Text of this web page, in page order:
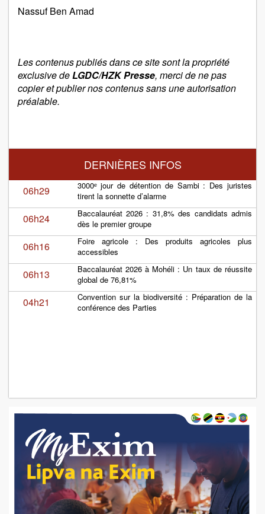
Nassuf Ben Amad
Les contenus publiés dans ce site sont la propriété
exclusive deLGDC/HZK Presse, merci de ne pas
copier et publier nos contenus sans une autorisation
préalable.
DERNIÈRES INFOS
06h29
3000ᵉ jour de détention de Sambi : Des juristes
tirent la sonnette d’alarme
06h24
Baccalauréat 2026 : 31,8% des candidats admis
dès le premier groupe
06h16
Foire agricole : Des produits agricoles plus
accessibles
06h13
Baccalauréat 2026 à Mohéli : Un taux de réussite
global de 76,81%
04h21
Convention sur la biodiversité : Préparation de la
conférence des Parties